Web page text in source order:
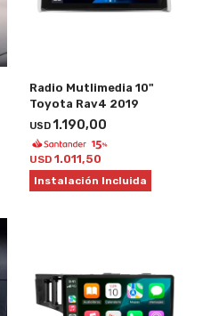
Radio Mutlimedia 10"
Toyota Rav4 2019
USD1.190,00
USD 1.011,50
Instalación Incluida